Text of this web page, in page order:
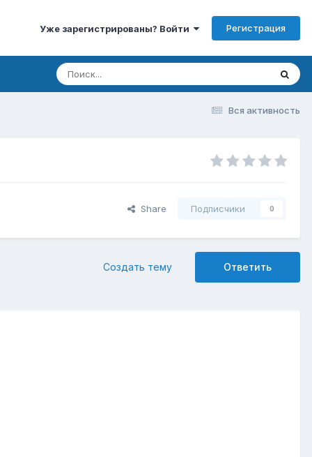
Уже зарегистрированы? Войти Регистрация
Вся активность
Share Подписчики 0
Ответить
Создать тему